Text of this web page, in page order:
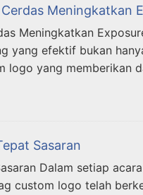
Meningkatkan
Meningkatkan
yang efektif bukan
yang memberikan
Sasaran
Dalam setiap
custom logo telah